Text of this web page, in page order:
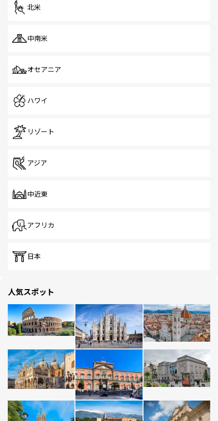
北米
中南米
オセアニア
ハワイ
リゾート
アジア
中近東
アフリカ
日本
人気スポット